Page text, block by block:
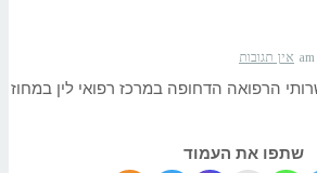
אין תגובות
שתפו את העמוד